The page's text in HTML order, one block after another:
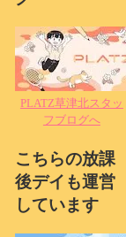
PLATZ草津北スタッ
フブログへ
こちらの放課
後デイも運営
しています